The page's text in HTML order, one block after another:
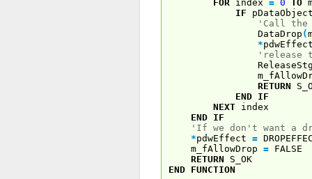
FOR index = 0 TO
IF
'Call the
DataDrop (
*
'release
RETURN
END IF
NEXT index
END IF
'If we don't want a
*pdwEffect =
m_fAllowDrop = FALSE
RETURN S_OK
END FUNCTION